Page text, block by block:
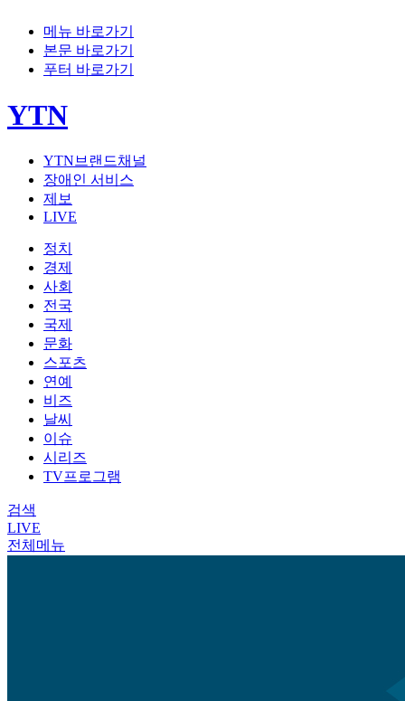
메뉴 바로가기
본문 바로가기
푸터 바로가기
YTN
YTN브랜드채널
장애인 서비스
제보
LIVE
정치
경제
사회
전국
국제
문화
스포츠
연예
비즈
날씨
이슈
시리즈
TV프로그램
검색
LIVE
전체메뉴